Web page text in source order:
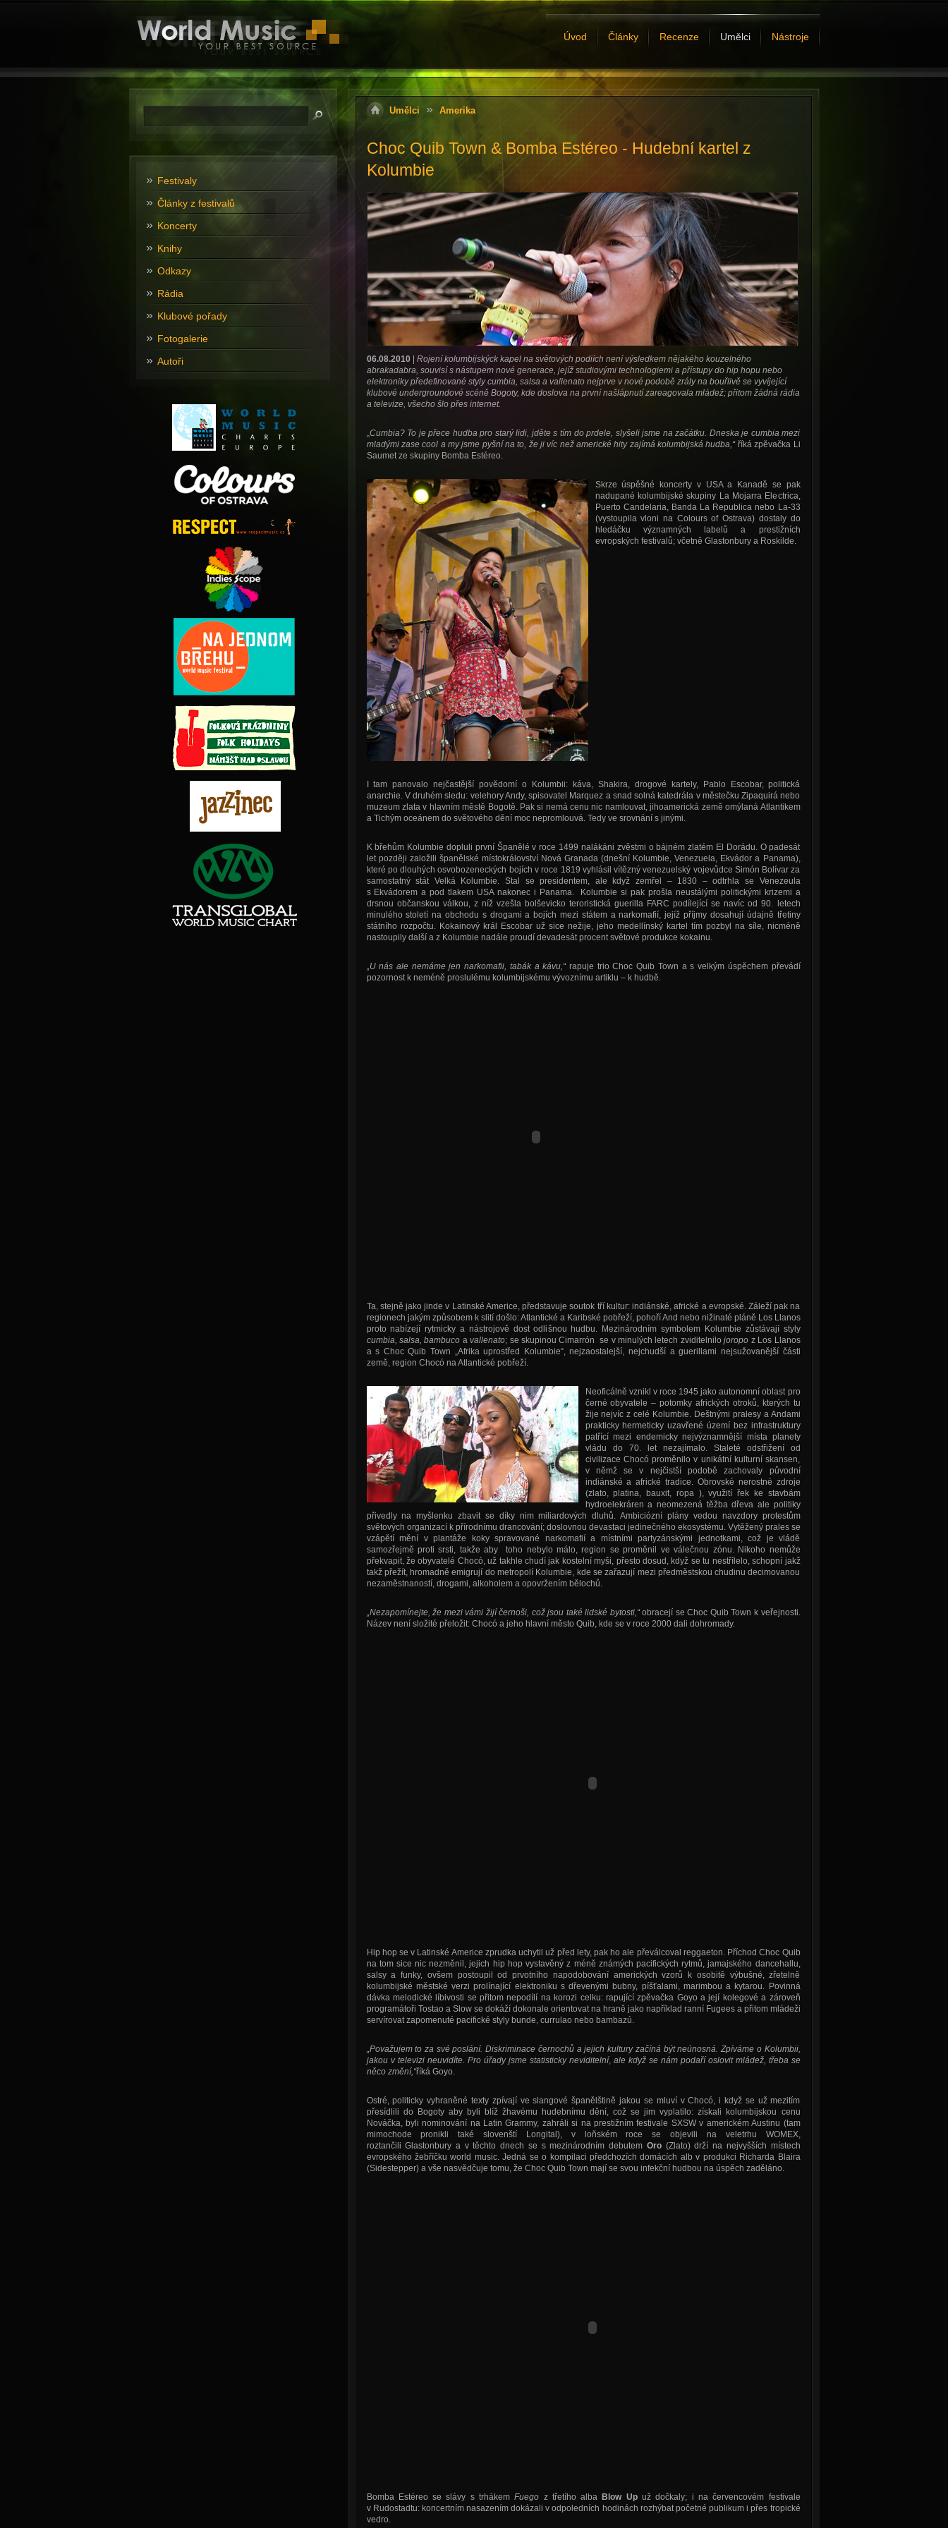
Úvod Články Recenze Umělci Nástroje
Umělci Amerika
Choc Quib Town & Bomba Estéreo - Hudební kartel z
Kolumbie
06.08.2010| Rojení kolumbijskýck kapel na světových podiích není výsledkem nějakého kouzelného
abrakadabra, souvisí s nástupem nové generace, jejíž studiovými technologiemi a přístupy do hip hopu nebo
elektroniky předefinované styly cumbia, salsa a vallenato nejprve v nové podobě zrály na bouřlivě se vyvíjející
klubové undergroundové scéně Bogoty, kde doslova na první našlápnutí zareagovala mládež; přitom žádná rádia
a televize, všecho šlo přes internet.
„Cumbia? To je přece hudba pro starý lidi, jděte s tím do prdele, slyšeli jsme na začátku. Dneska je cumbia mezi
mladými zase cool a my jsme pyšní na to, že ji víc než americké hity zajímá kolumbijská hudba,“říká zpěvačka Li
Saumet ze skupiny Bomba Estéreo.
Skrze úspěšné koncerty v USA a Kanadě se pak
nadupané kolumbijské skupiny La Mojarra Electrica,
Puerto Candelaria, Banda La Republica nebo La-33
(vystoupila vloni na Colours of Ostrava) dostaly do
hledáčku významných labelů a prestižních
evropských festivalů; včetně Glastonbury a Roskilde.
I tam panovalo nejčastější povědomí o Kolumbii: káva, Shakira, drogové kartely, Pablo Escobar, politická
anarchie. V druhém sledu: velehory Andy, spisovatel Marquez a snad solná katedrála v městečku Zipaquirá nebo
muzeum zlata v hlavním městě Bogotě. Pak si nemá cenu nic namlouvat, jihoamerická země omýlaná Atlantikem
a Tichým oceánem do světového dění moc nepromlouvá. Tedy ve srovnání s jinými.
K břehům Kolumbie dopluli první Španělé v roce 1499 nalákáni zvěstmi o bájném zlatém El Dorádu. O padesát
let později založili španělské místokrálovství Nová Granada (dnešní Kolumbie, Venezuela, Ekvádor a Panama),
které po dlouhých osvobozeneckých bojích v roce 1819 vyhlásil vítězný venezuelský vojevůdce Simón Bolívar za
samostatný stát Velká Kolumbie. Stal se presidentem, ale když zemřel – 1830 – odtrhla se Venezeula
s Ekvádorem a pod tlakem USA nakonec i Panama. Kolumbie si pak prošla neustálými politickými krizemi a
drsnou občanskou válkou, z níž vzešla bolševicko teroristická guerilla FARC podílející se navíc od 90. letech
minulého století na obchodu s drogami a bojích mezi státem a narkomafií, jejíž příjmy dosahují údajně třetiny
státního rozpočtu. Kokainový král Escobar už sice nežije, jeho medellínský kartel tím pozbyl na síle, nicméně
nastoupily další a z Kolumbie nadále proudí devadesát procent světové produkce kokainu.
„U nás ale nemáme jen narkomafii, tabák a kávu,“rapuje trio Choc Quib Town a s velkým úspěchem převádí
pozornost k neméně proslulému kolumbijskému vývoznímu artiklu – k hudbě.
Ta, stejně jako jinde v Latinské Americe, představuje soutok tří kultur: indiánské, africké a evropské. Záleží pak na
regionech jakým způsobem k slití došlo: Atlantické a Karibské pobřeží, pohoří And nebo nižinaté pláně Los Llanos
proto nabízejí rytmicky a nástrojově dost odlišnou hudbu. Mezinárodním symbolem Kolumbie zůstávají styly
cumbia, salsa, bambuco avallenato; se skupinou Cimarrón se v minulých letech zviditelnilojoropo z Los Llanos
a s Choc Quib Town „Afrika uprostřed Kolumbie“, nejzaostalejší, nejchudší a guerillami nejsužovanější části
země, region Chocó na Atlantické pobřeží.
Neoficálně vznikl v roce 1945 jako autonomní oblast pro
černé obyvatele – potomky afrických otroků, kterých tu
žije nejvíc z celé Kolumbie. Deštnými pralesy a Andami
prakticky hermeticky uzavřené území bez infrastruktury
patřící mezi endemicky nejvýznamnější místa planety
vládu do 70. let nezajímalo. Staleté odstřižení od
civilizace Chocó proměnilo v unikátní kulturní skansen,
v němž se v nejčistší podobě zachovaly původní
indiánské a africké tradice. Obrovské nerostné zdroje
(zlato, platina, bauxit, ropa ), využití řek ke stavbám
hydroelekráren a neomezená těžba dřeva ale politiky
přivedly na myšlenku zbavit se díky nim miliardových dluhů. Ambiciózní plány vedou navzdory protestům
světových organizací k přírodnímu drancování; doslovnou devastaci jedinečného ekosystému. Vytěžený prales se
vzápětí mění v plantáže koky spravované narkomafií a místními partyzánskými jednotkami, což je vládě
samozřejmě proti srsti, takže aby toho nebylo málo, region se proměnil ve válečnou zónu. Nikoho nemůže
překvapit, že obyvatelé Chocó, už takhle chudí jak kostelní myši, přesto dosud, když se tu nestřílelo, schopní jakž
takž přežít, hromadně emigrují do metropolí Kolumbie, kde se zařazují mezi předměstskou chudinu decimovanou
nezaměstnaností, drogami, alkoholem a opovržením bělochů.
„Nezapomínejte, že mezi vámi žijí černoši, což jsou také lidské bytosti,“obracejí se Choc Quib Town k veřejnosti.
Název není složité přeložit: Chocó a jeho hlavní město Quib, kde se v roce 2000 dali dohromady.
Hip hop se v Latinské Americe zprudka uchytil už před lety, pak ho ale převálcoval reggaeton. Příchod Choc Quib
na tom sice nic nezměnil, jejich hip hop vystavěný z méně známých pacifických rytmů, jamajského dancehallu,
salsy a funky, ovšem postoupil od prvotního napodobování amerických vzorů k osobitě výbušné, zřetelně
kolumbijské městské verzi prolínající elektroniku s dřevenými bubny, píšťalami, marimbou a kytarou. Povinná
dávka melodické líbivosti se přitom nepodílí na korozi celku: rapující zpěvačka Goyo a její kolegové a zároveň
programátoři Tostao a Slow se dokáží dokonale orientovat na hraně jako například ranní Fugees a přitom mládeži
servírovat zapomenuté pacifické styly bunde, currulao nebo bambazú.
„Považujem to za své poslání. Diskriminace černochů a jejich kultury začíná být neúnosná. Zpíváme o Kolumbii,
jakou v televizi neuvidíte. Pro úřady jsme statisticky neviditelní, ale když se nám podaří oslovit mládež, třeba se
něco změní,“říká Goyo.
Ostré, politicky vyhraněné texty zpívají ve slangové španělštině jakou se mluví v Chocó, i když se už mezitím
přesídlili do Bogoty aby byli blíž žhavému hudebnímu dění, což se jim vyplatilo: získali kolumbijskou cenu
Nováčka, byli nominování na Latin Grammy, zahráli si na prestižním festivale SXSW v americkém Austinu (tam
mimochode pronikli také slovenští Longital), v loňském roce se objevili na veletrhu WOMEX,
roztančili Glastonbury a v těchto dnech se s mezinárodním debutem Oro(Zlato) drží na nejvyšších místech
evropského žebříčku world music. Jedná se o kompilaci předchozích domácích alb v produkci Richarda Blaira
(Sidestepper) a vše nasvědčuje tomu, že Choc Quib Town mají se svou infekční hudbou na úspěch zaděláno.
Bomba Estéreo se slávy s trhákemFuego z třetího alba Blow Upuž dočkaly; i na červencovém festivale
v Rudostadtu: koncertním nasazením dokázali v odpoledních hodinách rozhýbat početné publikum i přes tropické
vedro.
Festivaly
Články z festivalů
Koncerty
Knihy
Odkazy
Rádia
Klubové pořady
Fotogalerie
Autoři